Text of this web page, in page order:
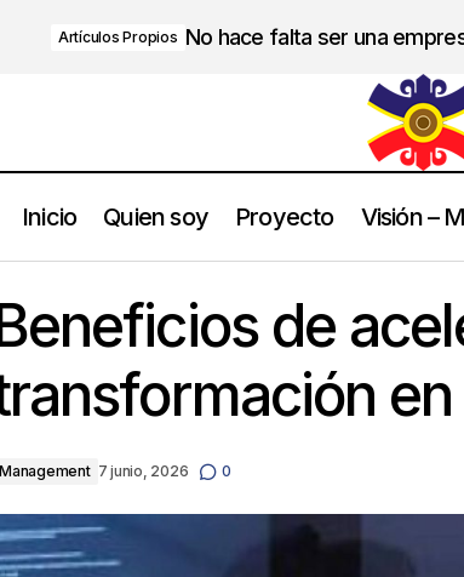
Artículos Propios No hace falta ser una
Inicio Quien soy Proyecto Visión –
de
Management 7 junio, 2026 0